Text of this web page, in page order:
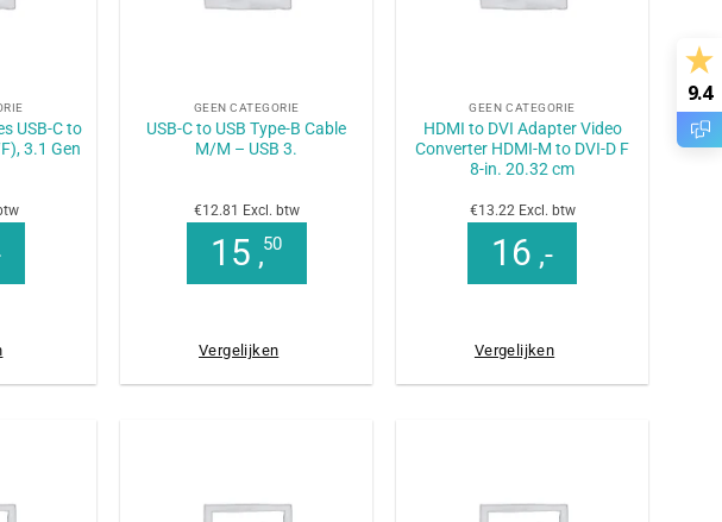
9.4
USB-C to
3.1 Gen
GEEN CATEGORIE
USB-C to USB Type-B Cable
M/M – USB 3.
€12.81 Excl. btw
15 ,50
Vergelijken
GEEN CATEGORIE
HDMI to DVI Adapter Video
Converter HDMI-M to DVI-D F
8-in. 20.32 cm
€13.22 Excl. btw
16 ,-
Vergelijken